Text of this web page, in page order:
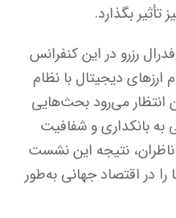
بگذارد.
رزرو در این کنفرانس
ارزهای دیجیتال با نظام
انتظار می‌رود بحث‌هایی
به بانکداری و شفافیت
نتیجه این نشست
در اقتصاد جهانی به‌طور